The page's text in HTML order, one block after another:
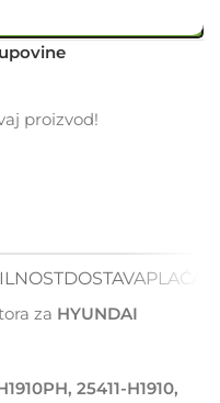
proizvod!
DOSTAVA
za HYUNDAI
25411-H1910,